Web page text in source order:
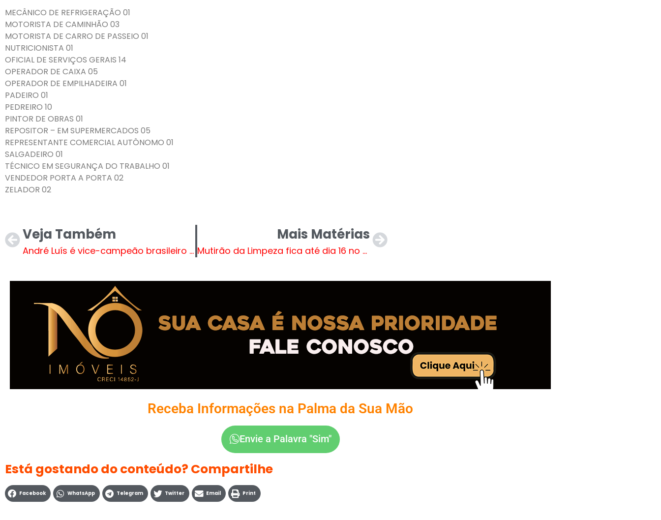
MECÂNICO DE REFRIGERAÇÃO 01
MOTORISTA DE CAMINHÃO 03
MOTORISTA DE CARRO DE PASSEIO 01
NUTRICIONISTA 01
OFICIAL DE SERVIÇOS GERAIS 14
OPERADOR DE CAIXA 05
OPERADOR DE EMPILHADEIRA 01
PADEIRO 01
PEDREIRO 10
PINTOR DE OBRAS 01
REPOSITOR – EM SUPERMERCADOS 05
REPRESENTANTE COMERCIAL AUTÔNOMO 01
SALGADEIRO 01
TÉCNICO EM SEGURANÇA DO TRABALHO 01
VENDEDOR PORTA A PORTA 02
ZELADOR 02
Veja Também
André Luís é vice-campeão brasileiro de Bocha na Categoria BC1
Mais Matérias
Mutirão da Limpeza fica até dia 16 no Residencial Montanini
Receba Informações na Palma da Sua Mão
Envie a Palavra "Sim"
Está gostando do conteúdo? Compartilhe
Facebook WhatsApp Telegram Twitter Email Print